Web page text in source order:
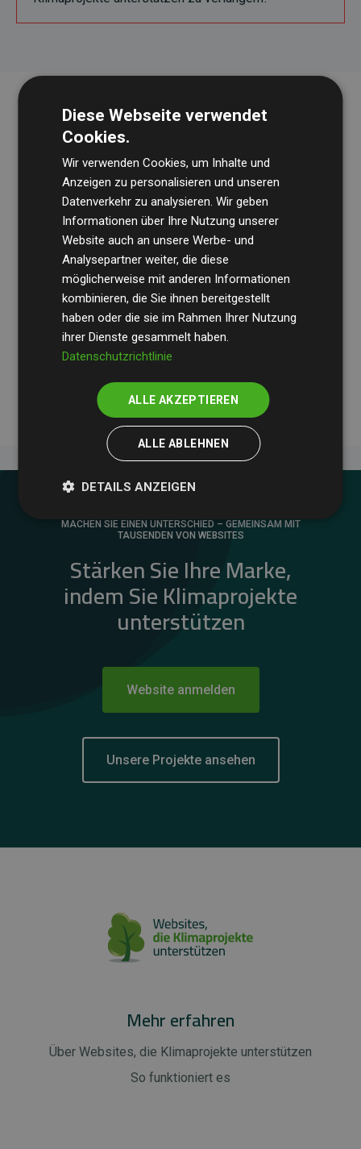
Die Wirtschaftsprüfungsgesellschaft BDOüberprüft
regelmäßig unsere Berechnungen und Methodik, um
Transparenz und Verlässlichkeit sicherzustellen.
Ihre Prüfungen belegen, dass unsere Investitionen in
Klimaschutzprojekte im Durchschnitt200 % der
geschätzten CO₂-Emissionender teilnehmenden
Websites kompensieren – ein klarer Nachweis für die
messbare Klimawirkung unseres Ansatzes.
MACHEN SIE EINEN UNTERSCHIED – GEMEINSAM MIT
TAUSENDEN VON WEBSITES
Stärken Sie Ihre Marke,
indem Sie Klimaprojekte
unterstützen
Website anmelden
Unsere Projekte ansehen
Mehr erfahren
Über Websites, die Klimaprojekte unterstützen
So funktioniert es
Diese Webseite verwendet
Cookies.
Wir verwenden Cookies, um Inhalte und
Anzeigen zu personalisieren und unseren
Datenverkehr zu analysieren. Wir geben
Informationen über Ihre Nutzung unserer
Website auch an unsere Werbe- und
Analysepartner weiter, die diese
möglicherweise mit anderen Informationen
kombinieren, die Sie ihnen bereitgestellt
haben oder die sie im Rahmen Ihrer Nutzung
ihrer Dienste gesammelt haben.
Datenschutzrichtlinie
ALLE AKZEPTIEREN
ALLE ABLEHNEN
DETAILS ANZEIGEN